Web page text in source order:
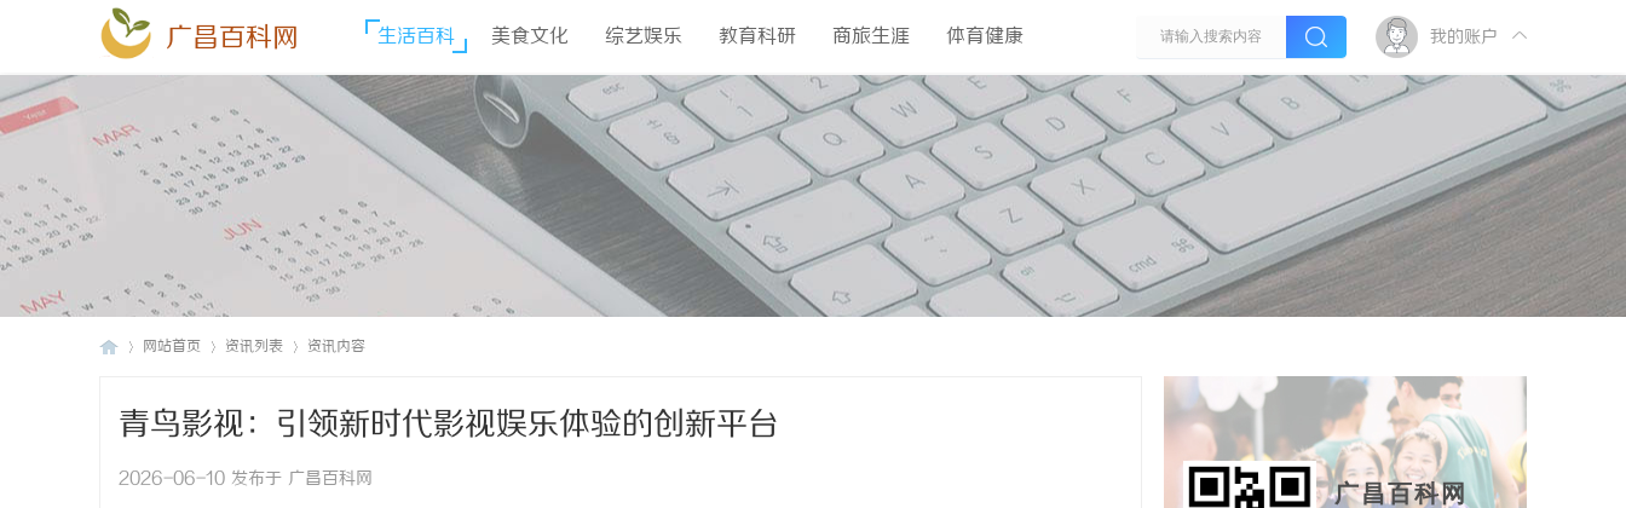
广昌百科网 生活百科 美食文化 综艺娱乐 教育科研 商旅生涯 体育健康 我的账户
网站首页 资讯列表 资讯内容
青鸟影视：引领新时代影视娱乐体验的创新平台
2026-06-10 发布于 广昌百科网
广昌百科网